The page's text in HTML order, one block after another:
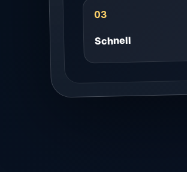
03
Schnell